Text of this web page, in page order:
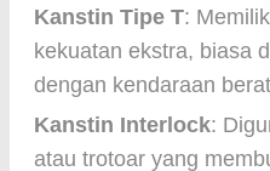
Kanstin Tipe T:
kekuatan ekstra, biasa
dengan kendaraan
Kanstin Interlock:
atau trotoar yang